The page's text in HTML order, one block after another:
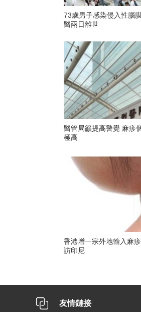
73歲男子感染侵入性腦膜
醫兩日離世
醫管局籲提高警覺 麻疹
極高
香港增一宗外地輸入麻
訪印尼
友情鏈接